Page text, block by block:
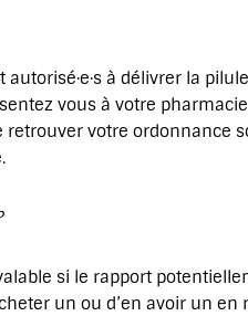
à délivrer la
vous à votre
retrouver votre ordonnance
si le rapport
un ou d’en avoir un en